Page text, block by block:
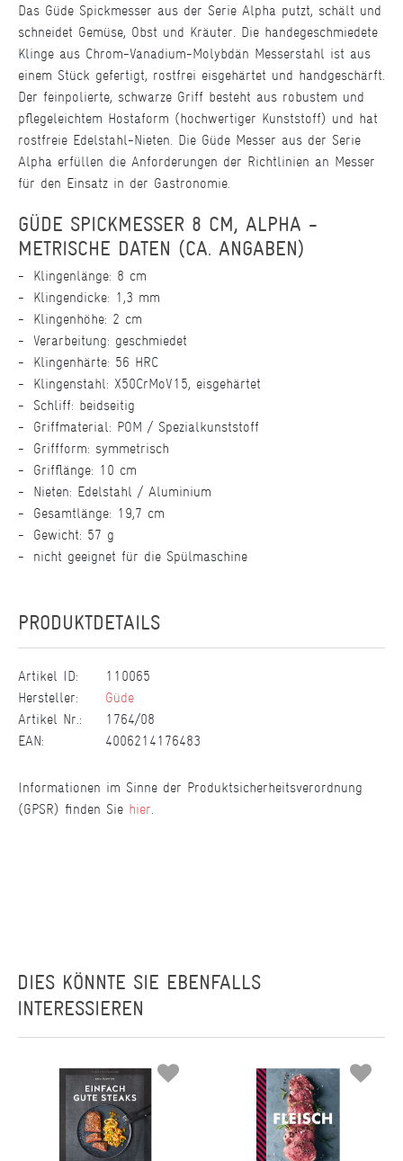
Das Güde Spickmesser aus der Serie Alpha putzt, schält und
schneidet Gemüse, Obst und Kräuter. Die handegeschmiedete
Klinge aus Chrom-Vanadium-Molybdän Messerstahl ist aus
einem Stück gefertigt, rostfrei eisgehärtet und handgeschärft.
Der feinpolierte, schwarze Griff besteht aus robustem und
pflegeleichtem Hostaform (hochwertiger Kunststoff) und hat
rostfreie Edelstahl-Nieten. Die Güde Messer aus der Serie
Alpha erfüllen die Anforderungen der Richtlinien an Messer
für den Einsatz in der Gastronomie.
GÜDE SPICKMESSER 8 CM, ALPHA -
METRISCHE DATEN (CA. ANGABEN)
Klingenlänge: 8 cm
Klingendicke: 1,3 mm
Klingenhöhe: 2 cm
Verarbeitung: geschmiedet
Klingenhärte: 56 HRC
Klingenstahl: X50CrMoV15, eisgehärtet
Schliff: beidseitig
Griffmaterial: POM / Spezialkunststoff
Griffform: symmetrisch
Grifflänge: 10 cm
Nieten: Edelstahl / Aluminium
Gesamtlänge: 19,7 cm
Gewicht: 57 g
nicht geeignet für die Spülmaschine
PRODUKTDETAILS
Artikel ID:
110065
Hersteller:
Güde
Artikel Nr.:
1764/08
EAN:
4006214176483
Informationen im Sinne der Produktsicherheitsverordnung
(GPSR) finden Sie hier
DIES KÖNNTE SIE EBENFALLS
INTERESSIEREN